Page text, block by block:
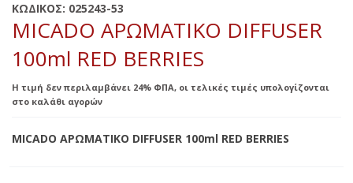
ΚΩΔΙΚΟΣ: 025243-53
MICADO ΑΡΩΜΑΤΙΚΟ DIFFUSER
100ml RED BERRIES
Η τιμή δεν περιλαμβάνει 24% ΦΠΑ, οι τελικές τιμές υπολογίζονται
στο καλάθι αγορών
MICADO ΑΡΩΜΑΤΙΚΟ DIFFUSER 100ml RED BERRIES